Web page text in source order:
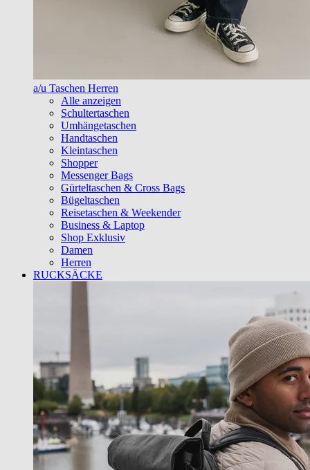
a/u Taschen Herren
Alle anzeigen
Schultertaschen
Umhängetaschen
Handtaschen
Kleintaschen
Shopper
Messenger Bags
Gürteltaschen & Cross Bags
Bügeltaschen
Reisetaschen & Weekender
Business & Laptop
Shop Exklusiv
Damen
Herren
RUCKSÄCKE